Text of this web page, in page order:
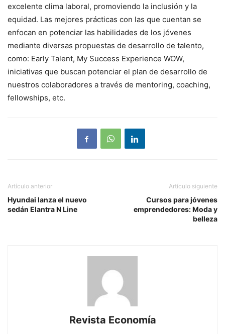
excelente clima laboral, promoviendo la inclusión y la
equidad. Las mejores prácticas con las que cuentan se
enfocan en potenciar las habilidades de los jóvenes
mediante diversas propuestas de desarrollo de talento,
como: Early Talent, My Success Experience WOW,
iniciativas que buscan potenciar el plan de desarrollo de
nuestros colaboradores a través de mentoring, coaching,
fellowships, etc.
Artículo anterior
Hyundai lanza el nuevo
sedán Elantra N Line
Artículo siguiente
Cursos para jóvenes
emprendedores: Moda y
belleza
Revista Economía